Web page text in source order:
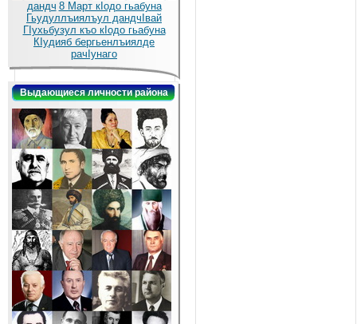
дандч 8 Март кIодо гьабуна
Гьудуллъиялъул дандчIвай
ГIухьбузул къо кIодо гьабуна
КIудияб бергьенлъиялде
рачIунаго
Выдающиеся личности района